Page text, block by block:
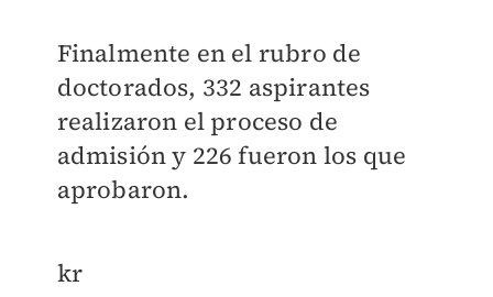
Finalmente en el rubro de
doctorados, 332 aspirantes
realizaron el proceso de
admisión y 226 fueron los que
aprobaron.
kr